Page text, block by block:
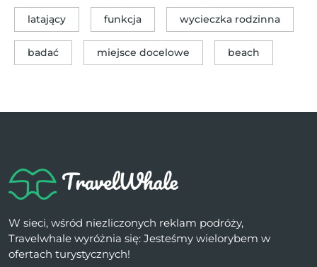
latający funkcja wycieczka rodzinna
badać miejsce docelowe beach
W sieci, wśród niezliczonych reklam podróży,
Travelwhale wyróżnia się: Jesteśmy wielorybem w
ofertach turystycznych!